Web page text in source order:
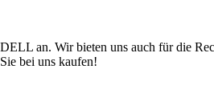
an. Wir bieten uns auch für die
bei uns kaufen!